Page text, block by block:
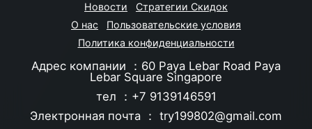
Новости
Стратегии Скидок
О нас
Пользовательские условия
Политика конфиденциальности
Адрес компании ：60 Paya Lebar Road Paya
Lebar Square Singapore
тел ：+7 9139146591
Электронная почта ： try199802@gmail.com